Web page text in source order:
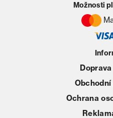
Ochrana
Možnosti